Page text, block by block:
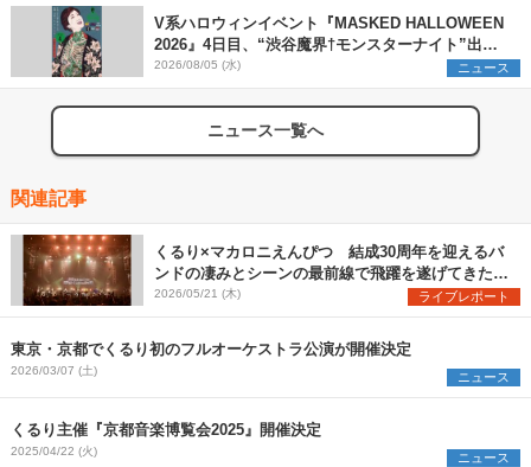
V系ハロウィンイベント『MASKED HALLOWEEN
2026』4日目、“渋谷魔界†モンスターナイト”出演6
組を発表
2026/08/05 (水) ニュース
ニュース一覧へ
関連記事
くるり×マカロニえんぴつ 結成30周年を迎えるバ
ンドの凄みとシーンの最前線で飛躍を遂げてきたバ
ンドの勢いを見た『MUSIC SPLASH!!』2日目レポ
ート
2026/05/21 (木) ライブレポート
東京・京都でくるり初のフルオーケストラ公演が開催決定
2026/03/07 (土) ニュース
くるり主催『京都音楽博覧会2025』開催決定
2025/04/22 (火) ニュース